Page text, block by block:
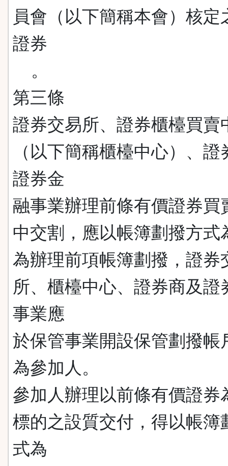
員會（以下簡稱本會）核定
證券
。
第三條
證券交易所、證券櫃檯買賣
（以下簡稱櫃檯中心）、證
證券金
融事業辦理前條有價證券買
中交割，應以帳簿劃撥方式
為辦理前項帳簿劃撥，證券
所、櫃檯中心、證券商及證
事業應
於保管事業開設保管劃撥帳
為參加人。
參加人辦理以前條有價證券
標的之設質交付，得以帳簿
式為